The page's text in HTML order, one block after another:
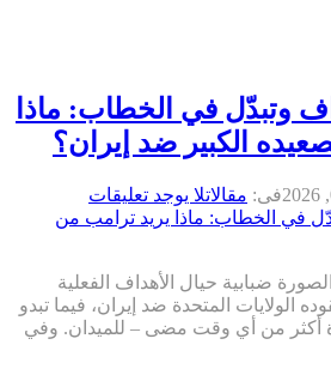
وتبدّل في الخطاب: ماذا
الكبير ضد إيران؟
فى: مقالاتلا يوجد تعليقات
ضبابية حيال الأهداف الفعلية
الولايات المتحدة ضد إيران، فيما تبدو
أكثر من أي وقت مضى – للميدان. وفي